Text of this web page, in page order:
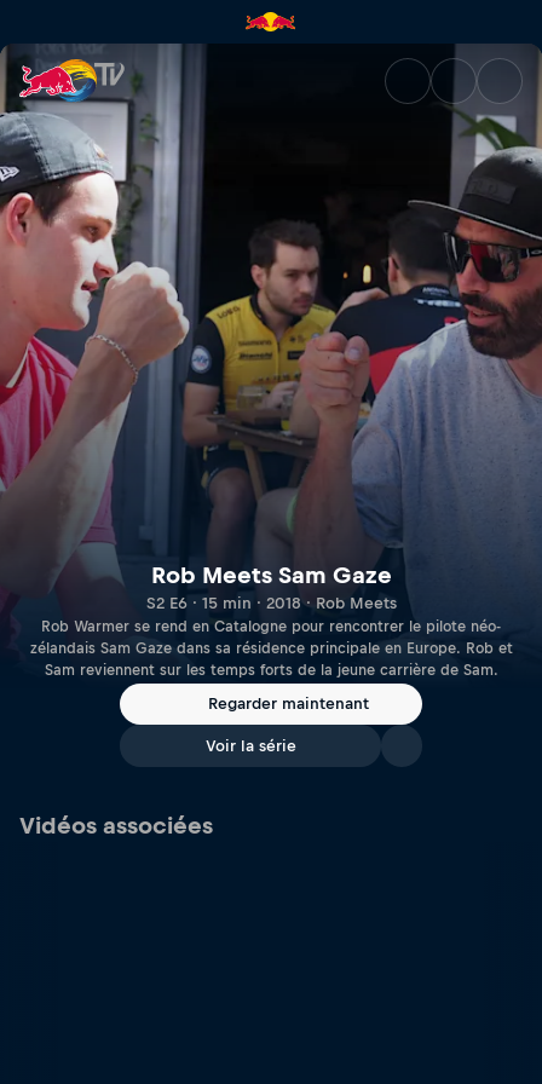
Rob Meets Sam Gaze | Red
Rob Meets Sam Gaze
S2 E6 · 15 min · 2018 · Rob Meets
Rob Warmer se rend en Catalogne pour rencontrer le pilote néo-
zélandais Sam Gaze dans sa résidence principale en Europe. Rob et
Sam reviennent sur les temps forts de la jeune carrière de Sam.
Regarder maintenant
Voir la série
Vidéos associées